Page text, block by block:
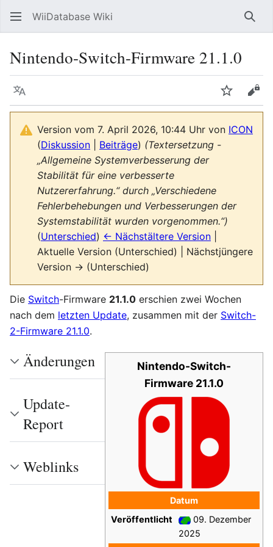
WiiDatabase Wiki
Nintendo-Switch-Firmware 21.1.0
Sprache
Version vom 7. April 2026, 10:44 Uhr von ICON
(Diskussion Beiträge) (Textersetzung -
„Allgemeine Systemverbesserung der
Stabilität für eine verbesserte
Nutzererfahrung.“ durch „Verschiedene
Fehlerbehebungen und Verbesserungen der
Systemstabilität wurden vorgenommen.“)
(Unterschied) ← Nächstältere Version
Aktuelle Version (Unterschied) | Nächstjüngere
Version → (Unterschied)
Die Switch-Firmware 21.1.0 erschien zwei Wochen
nach dem letzten Update, zusammen mit der Switch-
2-Firmware 21.1.0.
Nintendo-Switch-
Firmware 21.1.0
Datum
Veröffentlicht
09. Dezember
2025
Änderungen
Update-
Report
Weblinks